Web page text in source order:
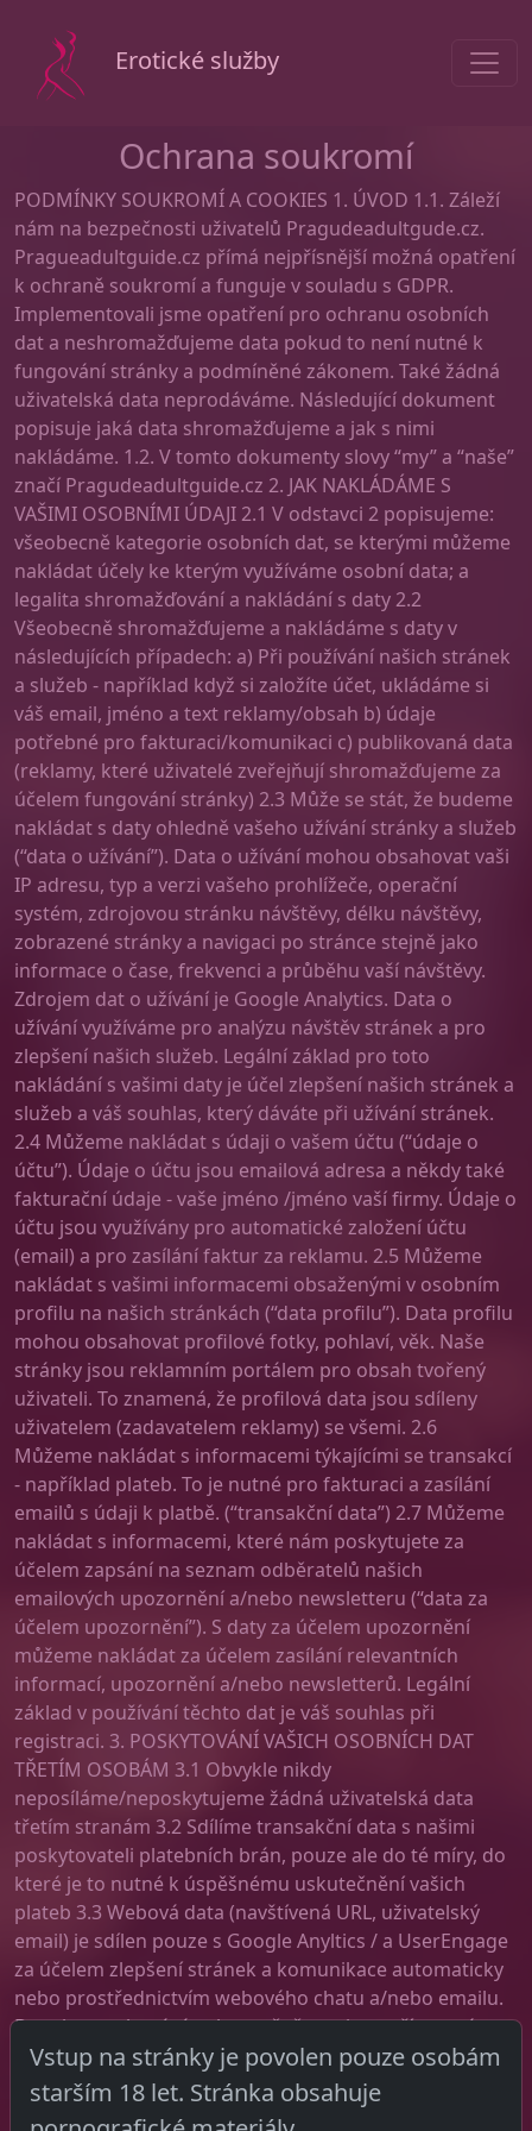
Erotické služby
Ochrana soukromí
PODMÍNKY SOUKROMÍ A COOKIES 1. ÚVOD 1.1. Záleží
nám na bezpečnosti uživatelů Pragudeadultgude.cz.
Pragueadultguide.cz přímá nejpřísnější možná opatření
k ochraně soukromí a funguje v souladu s GDPR.
Implementovali jsme opatření pro ochranu osobních
dat a neshromažďujeme data pokud to není nutné k
fungování stránky a podmíněné zákonem. Také žádná
uživatelská data neprodáváme. Následující dokument
popisuje jaká data shromažďujeme a jak s nimi
nakládáme. 1.2. V tomto dokumenty slovy “my” a “naše”
značí Pragudeadultguide.cz 2. JAK NAKLÁDÁME S
VAŠIMI OSOBNÍMI ÚDAJI 2.1 V odstavci 2 popisujeme:
všeobecně kategorie osobních dat, se kterými můžeme
nakládat účely ke kterým využíváme osobní data; a
legalita shromažďování a nakládání s daty 2.2
Všeobecně shromažďujeme a nakládáme s daty v
následujících případech: a) Při používání našich stránek
a služeb - například když si založíte účet, ukládáme si
váš email, jméno a text reklamy/obsah b) údaje
potřebné pro fakturaci/komunikaci c) publikovaná data
(reklamy, které uživatelé zveřejňují shromažďujeme za
účelem fungování stránky) 2.3 Může se stát, že budeme
nakládat s daty ohledně vašeho užívání stránky a služeb
(“data o užívání”). Data o užívání mohou obsahovat vaši
IP adresu, typ a verzi vašeho prohlížeče, operační
systém, zdrojovou stránku návštěvy, délku návštěvy,
zobrazené stránky a navigaci po stránce stejně jako
informace o čase, frekvenci a průběhu vaší návštěvy.
Zdrojem dat o užívání je Google Analytics. Data o
užívání využíváme pro analýzu návštěv stránek a pro
zlepšení našich služeb. Legální základ pro toto
nakládání s vašimi daty je účel zlepšení našich stránek a
služeb a váš souhlas, který dáváte při užívání stránek.
2.4 Můžeme nakládat s údaji o vašem účtu (“údaje o
účtu”). Údaje o účtu jsou emailová adresa a někdy také
fakturační údaje - vaše jméno /jméno vaší firmy. Údaje o
účtu jsou využívány pro automatické založení účtu
(email) a pro zasílání faktur za reklamu. 2.5 Můžeme
nakládat s vašimi informacemi obsaženými v osobním
profilu na našich stránkách (“data profilu”). Data profilu
mohou obsahovat profilové fotky, pohlaví, věk. Naše
stránky jsou reklamním portálem pro obsah tvořený
uživateli. To znamená, že profilová data jsou sdíleny
uživatelem (zadavatelem reklamy) se všemi. 2.6
Můžeme nakládat s informacemi týkajícími se transakcí
- například plateb. To je nutné pro fakturaci a zasílání
emailů s údaji k platbě. (“transakční data”) 2.7 Můžeme
nakládat s informacemi, které nám poskytujete za
účelem zapsání na seznam odběratelů našich
emailových upozornění a/nebo newsletteru (“data za
účelem upozornění”). S daty za účelem upozornění
můžeme nakládat za účelem zasílání relevantních
informací, upozornění a/nebo newsletterů. Legální
základ v používání těchto dat je váš souhlas při
registraci. 3. POSKYTOVÁNÍ VAŠICH OSOBNÍCH DAT
TŘETÍM OSOBÁM 3.1 Obvykle nikdy
neposíláme/neposkytujeme žádná uživatelská data
třetím stranám 3.2 Sdílíme transakční data s našimi
poskytovateli platebních brán, pouze ale do té míry, do
které je to nutné k úspěšnému uskutečnění vašich
plateb 3.3 Webová data (navštívená URL, uživatelský
email) je sdílen pouze s Google Anyltics / a UserEngage
za účelem zlepšení stránek a komunikace automaticky
nebo prostřednictvím webového chatu a/nebo emailu.
Data jsou uchovávány bezpečně a nejsou přístupné
třetím stranám. Sdílená data jsou šifrovány v serverech.
4. UCHOVÁVÁNÍ A MAZÁNÍ OSOBNÍCH DAT 4.1 Sekce 4
popisuje naše postupy a zásady pro uchovávání dat. Ty
Vstup na stránky je povolen pouze osobám
starším 18 let. Stránka obsahuje